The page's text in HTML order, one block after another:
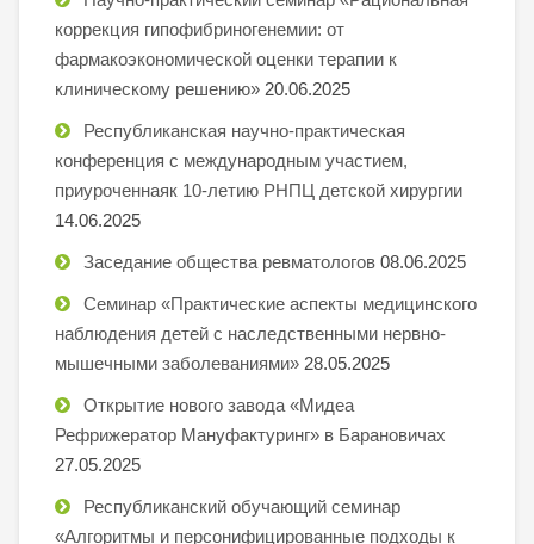
коррекция гипофибриногенемии: от
фармакоэкономической оценки терапии к
клиническому решению» 20.06.2025
Республиканская научно-практическая
конференция с международным участием,
приуроченнаяк 10-летию РНПЦ детской хирургии
14.06.2025
Заседание общества ревматологов 08.06.2025
Семинар «Практические аспекты медицинского
наблюдения детей с наследственными нервно-
мышечными заболеваниями» 28.05.2025
Открытие нового завода «Мидеа
Рефрижератор Мануфактуринг» в Барановичах
27.05.2025
Республиканский обучающий семинар
«Алгоритмы и персонифицированные подходы к